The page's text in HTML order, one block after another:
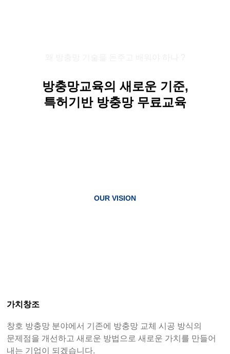
방충망교육의 새로운 기준,
특허기반 방충망 무료교육
OUR VISION
가치창조
창호 방충망 분야에서 기존에 방충망 교체 시공 방식의
문제점을 개선하고 새로운 방법으로 새로운 가치를 만들어
내는 기업이 되겠습니다.